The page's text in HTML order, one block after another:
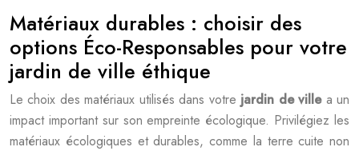
Matériaux durables : choisir des
options Éco-Responsables pour votre
jardin de ville éthique
Le choix des matériaux utilisés dans votre jardin de ville a un
impact important sur son empreinte écologique. Privilégiez les
matériaux écologiques et durables, comme la terre cuite non